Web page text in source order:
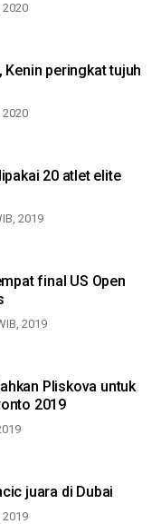
2020
Kenin peringkat tujuh
2020
2019
final US Open
2019
Pliskova untuk
2019
juara di Dubai
2019